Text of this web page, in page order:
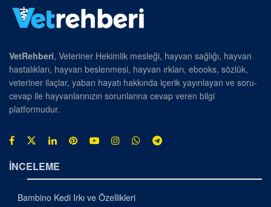
VetRehberi, Veteriner Hekimlik mesleği, hayvan sağlığı, hayvan
hastalıkları, hayvan beslenmesi, hayvan ırkları, ebooks, sözlük,
veteriner ilaçlar, yaban hayatı hakkında içerik yayınlayan ve soru-
cevap ile hayvanlarınızın sorunlarına cevap veren bilgi
platformudur.
İNCELEME
Bambino Kedi Irkı ve Özellikleri